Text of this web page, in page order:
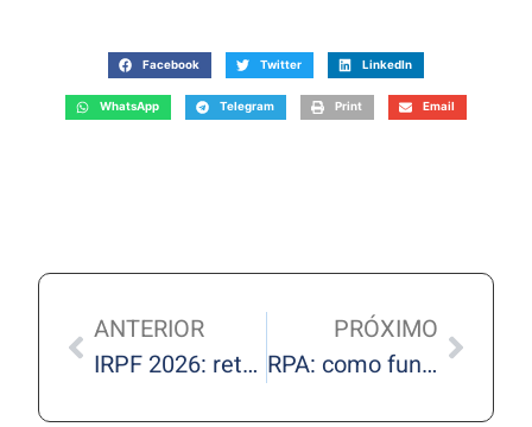
Facebook Twitter LinkedIn
WhatsApp Telegram Print Email
ANTERIOR
IRPF 2026: reta final exige atenção redobrada para evitar erros e cair na malha fina
PRÓXIMO
RPA: como funciona o Recibo de Pagamento Autônomo e quais cuidados evitar em 2026